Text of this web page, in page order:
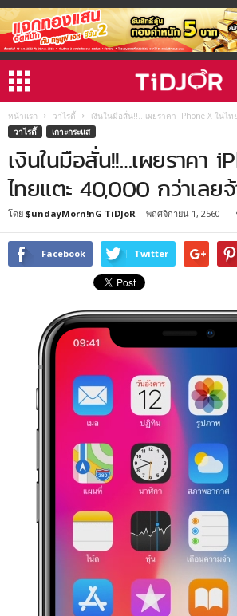
หน้าแรก วาไรตี้
เงินในมือสั่น!!…เผยราคา iPhone X ในไท
วาไรตี้
เกาะกระแส
เงินในมือสั่น!!…เผยราคา
ไทยแตะ 40,000 กว่าเลย
โดย $undayMorn!nG TiDJoR - พฤศจิกายน 1, 2560
Facebook Twitter